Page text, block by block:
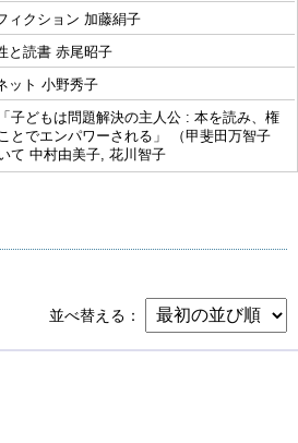
ィクション 加藤絹子
と読書 赤尾昭子
ット 小野秀子
子どもは問題解決の主人公 : 本を読み、権
とでエンパワーされる」 （甲斐田万智子
て 中村由美子, 花川智子
並べ替える